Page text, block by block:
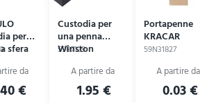
per
sfera
€
Custodia per
una penna
Winston
59B7129
1.95 €
Portapenne
KRACAR
59N31827
0.03 €